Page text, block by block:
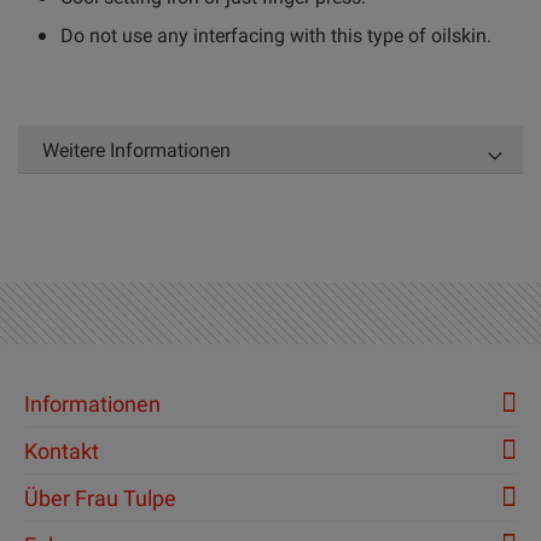
Do not use any interfacing with this type of oilskin.
Weitere Informationen
Informationen
Kontakt
Über Frau Tulpe